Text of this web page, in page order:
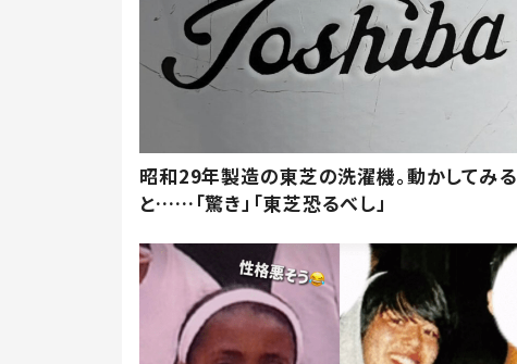
昭和29年製造の東芝の洗濯機。動かしてみる
と……「驚き」「東芝恐るべし」